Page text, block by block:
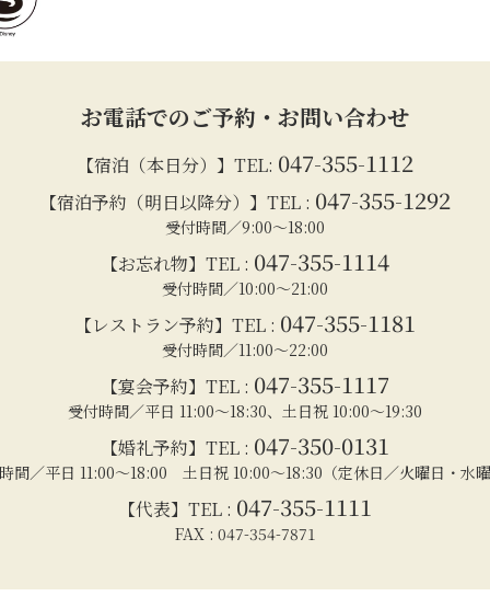
お電話でのご予約・お問い合わせ
【宿泊（本日分）】TEL: 047-355-1112
【宿泊予約（明日以降分）】TEL : 047-355-1292
受付時間／9:00～18:00
【お忘れ物】TEL : 047-355-1114
受付時間／10:00～21:00
【レストラン予約】TEL : 047-355-1181
受付時間／11:00～22:00
【宴会予約】TEL : 047-355-1117
受付時間／平日 11:00～18:30、土日祝 10:00～19:30
【婚礼予約】TEL : 047-350-0131
間／平日 11:00～18:00 土日祝 10:00～18:30（定休日／火曜日・水
【代表】TEL : 047-355-1111
FAX : 047-354-7871